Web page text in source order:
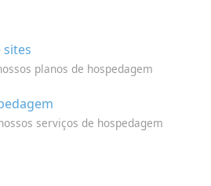
sites
planos de hospedagem
serviços de hospedagem